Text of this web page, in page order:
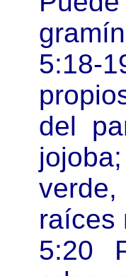
5:18-
del
raíces
5:20